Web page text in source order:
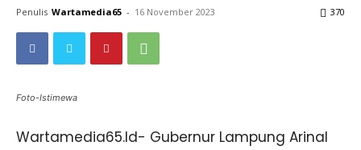
Penulis Wartamedia65 - 16 November 2023 370
Foto-Istimewa
Wartamedia65.Id- Gubernur Lampung Arinal